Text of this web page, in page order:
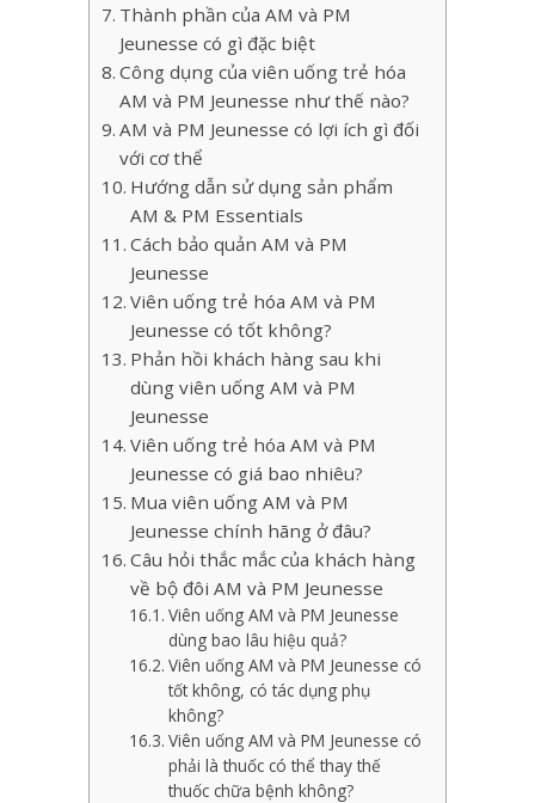
Thành phần của AM và PM
Jeunesse có gì đặc biệt
Công dụng của viên uống trẻ hóa
AM và PM Jeunesse như thế nào?
AM và PM Jeunesse có lợi ích gì đối
với cơ thể
Hướng dẫn sử dụng sản phẩm
AM & PM Essentials
Cách bảo quản AM và PM
Jeunesse
Viên uống trẻ hóa AM và PM
Jeunesse có tốt không?
Phản hồi khách hàng sau khi
dùng viên uống AM và PM
Jeunesse
Viên uống trẻ hóa AM và PM
Jeunesse có giá bao nhiêu?
Mua viên uống AM và PM
Jeunesse chính hãng ở đâu?
Câu hỏi thắc mắc của khách hàng
về bộ đôi AM và PM Jeunesse
Viên uống AM và PM Jeunesse
dùng bao lâu hiệu quả?
Viên uống AM và PM Jeunesse có
tốt không, có tác dụng phụ
không?
Viên uống AM và PM Jeunesse có
phải là thuốc có thể thay thế
thuốc chữa bệnh không?